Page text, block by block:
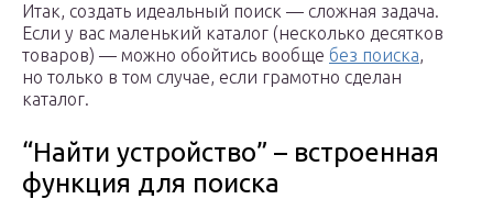
Итак, создать идеальный поиск — сложная задача.
Если у вас маленький каталог (несколько десятков
товаров) — можно обойтись вообще без поиска,
но только в том случае, если грамотно сделан
каталог.
“Найти устройство” – встроенная
функция для поиска